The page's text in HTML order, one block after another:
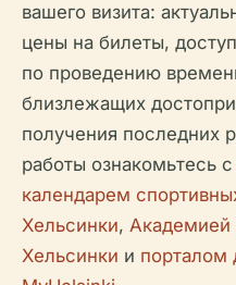
вашего визита:
цены на билеты,
по проведению
близлежащих
получения последних
работы ознакомьтесь с
календарем
Хельсинки, Академией
Хельсинки и порталом